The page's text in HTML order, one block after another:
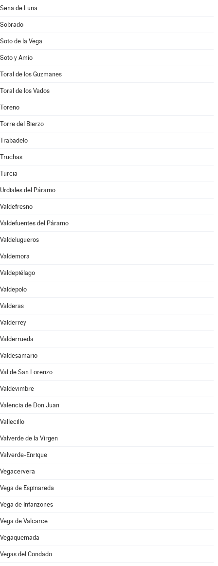
Sena de Luna
Sobrado
Soto de la Vega
Soto y Amío
Toral de los Guzmanes
Toral de los Vados
Toreno
Torre del Bierzo
Trabadelo
Truchas
Turcia
Urdiales del Páramo
Valdefresno
Valdefuentes del Páramo
Valdelugueros
Valdemora
Valdepiélago
Valdepolo
Valderas
Valderrey
Valderrueda
Valdesamario
Val de San Lorenzo
Valdevimbre
Valencia de Don Juan
Vallecillo
Valverde de la Virgen
Valverde-Enrique
Vegacervera
Vega de Espinareda
Vega de Infanzones
Vega de Valcarce
Vegaquemada
Vegas del Condado